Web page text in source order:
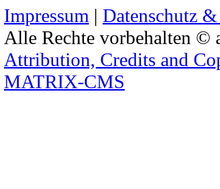
Impressum | Datenschutz
Alle Rechte vorbehalten ©
Attribution, Credits and
MATRIX-CMS